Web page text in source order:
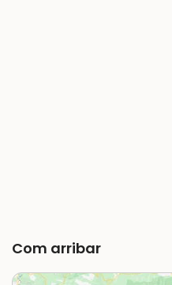
Com arribar